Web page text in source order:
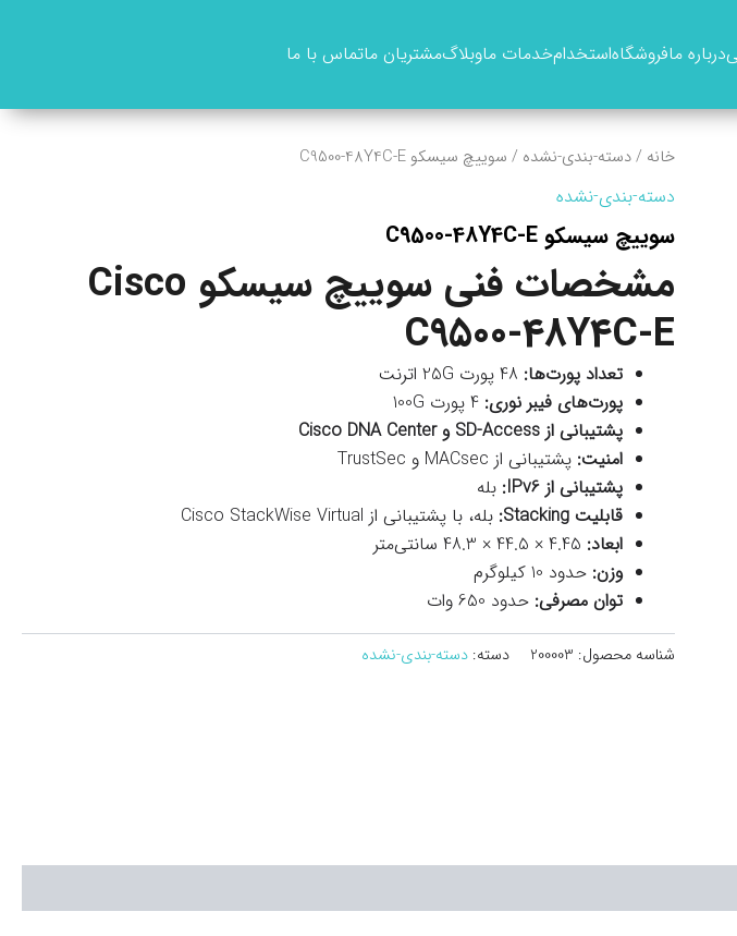
درباره مافروشگاهاستخدامخدمات ماوبلاگمشتریان ماتماس با ما
خانه /دسته-بندی-نشده / سوييچ سيسکو C9500-48Y4C-E
دسته-بندی-نشده
سوييچ سيسکو C9500-48Y4C-E
مشخصات فنی سوییچ سیسکو Cisco
C9500-48Y4C-E
تعداد پورت‌ها:
پورت‌های فیبر نوری: 4 پورت 100G
پشتیبانی از SD-Access و Cisco DNA Center
امنیت: پشتیبانی از MACsec و TrustSec
پشتیبانی از IPv6:
بله
قابلیت Stacking:
بله، با پشتیبانی از Cisco StackWise Virtual
ابعاد:
وزن: حدود 10 کیلوگرم
توان مصرفی: حدود 650 وات
شناسه محصول: 200003 دسته:دسته-بندی-نشده